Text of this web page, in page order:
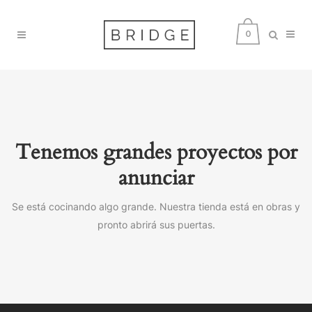
0
Tenemos grandes proyectos por
anunciar
Se está cocinando algo grande. Nuestra tienda está en obras y
pronto abrirá sus puertas.